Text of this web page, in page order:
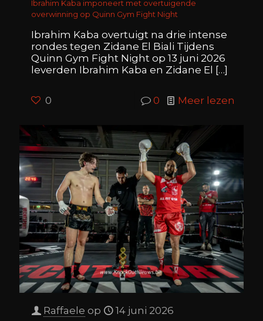
Ibrahim Kaba imponeert met overtuigende
overwinning op Quinn Gym Fight Night
Ibrahim Kaba overtuigt na drie intense
rondes tegen Zidane El Biali Tijdens
Quinn Gym Fight Night op 13 juni 2026
leverden Ibrahim Kaba en Zidane El […]
0 0 Meer lezen
Raffaele op 14 juni 2026